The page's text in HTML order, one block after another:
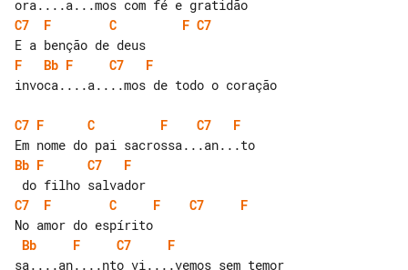
C7
F C F C7
F
Bb F C7
F
invoca....a....mos de todo o coração
C7 F C F C7
F
Bb F C7
F
C7
F C F C7
F
Bb
F C7
F